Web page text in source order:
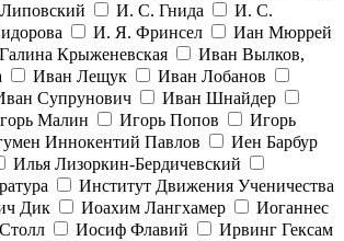
И. С. Гнида
И. С.
И. Я. Фринсел
Иан Мюррей
Крыженевская
Иван Вылков,
Иван Лещук
Иван Лобанов
Супрунович
Иван Шнайдер
Малин Игорь Попов
Игорь
Иннокентий Павлов
Иен Барбур
Илья Лизоркин-Бердичевский
Институт Движения Ученичества
Дик
Иоахим Лангхамер
Иоганнес
Иосиф Флавий
Ирвинг Гексам